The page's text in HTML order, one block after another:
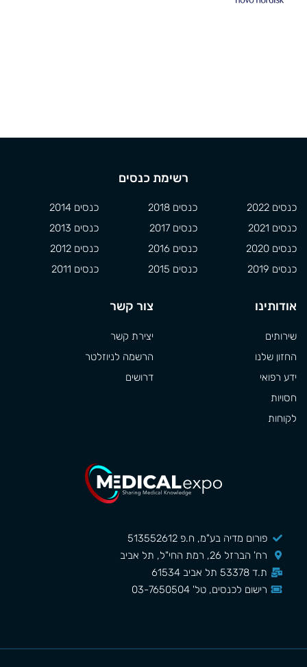
פורום מדיה בע"מ, ח.פ 513552612
רח' הברזל 26, רמת החי"ל, תל אביב
ת.ד 53378 תל אביב 61534
רישום לכנסים, טל' 03-7650504
רשימת כנסים
כנסים 2022
כנסים 2021
כנסים 2020
כנסים 2019
כנסים 2018
כנסים 2017
כנסים 2016
כנסים 2015
כנסים 2014
כנסים 2013
כנסים 2012
כנסים 2011
אודותינו
שירותים
החזון שלנו
ידע רפואי
חסויות
לקוחות
צור קשר
יצירת קשר
הרשמה לניוזלטר
דרושים